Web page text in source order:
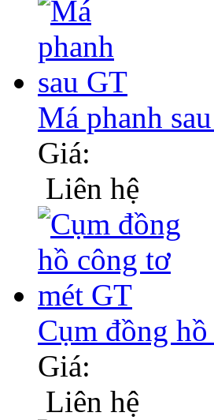
Má phanh
Giá:
Liên hệ
Cụm đồng
Giá:
Liên hệ